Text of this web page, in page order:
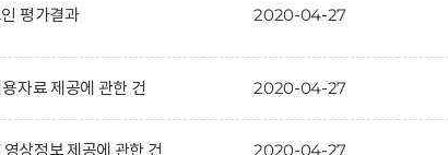
평가결과 2020-04-27
자료 제공에 관한 건 2020-04-27
상정보 제공에 관한 건 2020-04-27